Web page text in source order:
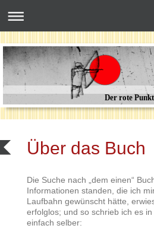
Der rote
Über das Buch
Die Suche nach „dem einen“
Informationen standen, die ich
Laufbahn gewünscht hätte,
erfolglos; und so schrieb ich es
einfach selber: